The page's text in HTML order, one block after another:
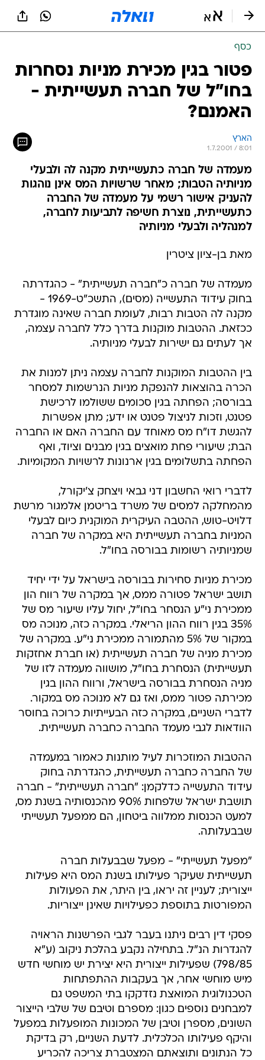
כסף
פטור בגין מכירת מניות נסחרות
בחו"ל של חברה תעשייתית -
האמנם?
הארץ
1.7.2001 / 8:01
מעמדה של חברה כתעשייתית מקנה לה ולבעלי
מניותיה הטבות; מאחר שרשויות המס אינן נוהגות
להעניק אישור רשמי על מעמדה של החברה
כתעשייתית, נוצרת חשיפה לתביעות לחברה,
למנהליה ולבעלי מניותיה
מאת בן-ציון ציטרין
מעמדה של חברה כ"חברה תעשייתית" - כהגדרתה
בחוק עידוד התעשייה (מסים), התשכ"ט-1969 -
מקנה לה הטבות רבות, לעומת חברה שאינה מוגדרת
ככזאת. ההטבות מוקנות בדרך כלל לחברה עצמה,
אך לעתים גם ישירות לבעלי מניותיה.
בין ההטבות המוקנות לחברה עצמה ניתן למנות את
הכרה בהוצאות להנפקת מניות הנרשמות למסחר
בבורסה; הפחתה בגין סכומים ששולמו לרכישת
פטנט, וזכות לניצול פטנט או ידע; מתן אפשרות
להגשת דו"ח מס מאוחד עם החברה האם או החברה
הבת; שיעורי פחת מואצים בגין מבנים וציוד, ואף
הפחתה בתשלומים בגין ארנונות לרשויות המקומיות.
לדברי רואי החשבון דני גבאי ויצחק צ'יקורל,
מהמחלקה למסים של משרד בריטמן אלמגור מרשת
דלויט-טוש, ההטבה העיקרית המוקנית כיום לבעלי
המניות בחברה תעשייתית היא במקרה של חברה
שמניותיה רשומות בבורסה בחו"ל.
מכירת מניות סחירות בבורסה בישראל על ידי יחיד
תושב ישראל פטורה ממס, אך במקרה של רווח הון
ממכירת ני"ע הנסחר בחו"ל, יחול עליו שיעור מס של
35% בגין רווח ההון הריאלי. במקרה כזה, מנוכה מס
במקור של 5% מהתמורה ממכירת ני"ע. במקרה של
מכירת מניה של חברה תעשייתית (או חברת אחזקות
תעשייתית) הנסחרת בחו"ל, מושווה מעמדה לזו של
מניה הנסחרת בבורסה בישראל, ורווח ההון בגין
מכירתה פטור ממס, ואז גם לא מנוכה מס במקור.
לדברי השניים, במקרה כזה הבעייתיות כרוכה בחוסר
הוודאות לגבי מעמד החברה כחברה תעשייתית.
ההטבות המוזכרות לעיל מותנות כאמור במעמדה
של החברה כחברה תעשייתית, כהגדרתה בחוק
עידוד התעשייה כדלקמן: "חברה תעשייתית" - חברה
תושבת ישראל שלפחות 90% מהכנסותיה בשנת מס,
למעט הכנסות ממלווה ביטחון, הם ממפעל תעשייתי
שבבעלותה.
"מפעל תעשייתי" - מפעל שבבעלות חברה
תעשייתית שעיקר פעילותו בשנת המס היא פעילות
ייצורית; לעניין זה יראו, בין היתר, את הפעולות
המפורטות בתוספת כפעילויות שאינן ייצוריות.
פסקי דין רבים ניתנו בעבר לגבי הפרשנות הראויה
להגדרות הנ"ל. בתחילה נקבע בהלכת ניקוב (ע"א
798/85) שפעילות ייצורית היא יצירת יש מוחשי חדש
מיש מוחשי אחר, אך בעקבות ההתפתחות
הטכנולוגית המואצת נזדקקו בתי המשפט גם
למבחנים נוספים כגון: מספרם וטיבם של שלבי הייצור
השונים, מספרן וטיבן של המכונות המופעלות במפעל
והיקף פעילותו הכלכלית. לדעת השניים, רק בדיקת
כל הנתונים ותוצאתם המצטברת צריכה להכריע